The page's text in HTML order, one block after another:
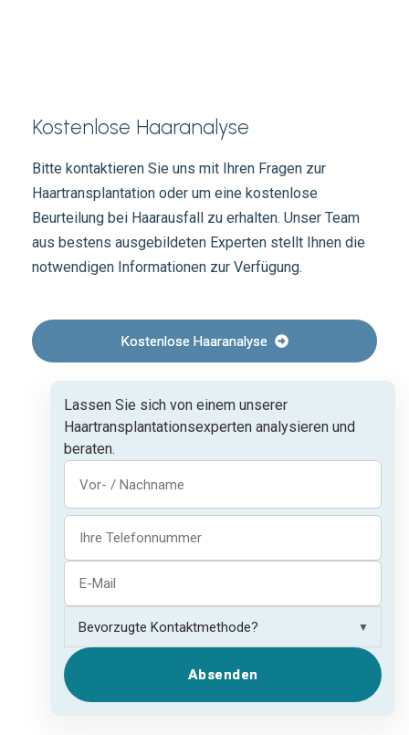
Kostenlose Haaranalyse
Bitte kontaktieren Sie uns mit Ihren Fragen zur
Haartransplantation oder um eine kostenlose
Beurteilung bei Haarausfall zu erhalten. Unser Team
aus bestens ausgebildeten Experten stellt Ihnen die
notwendigen Informationen zur Verfügung.
Kostenlose Haaranalyse
Lassen Sie sich von einem unserer
Haartransplantationsexperten analysieren und
beraten.
▼
Absenden